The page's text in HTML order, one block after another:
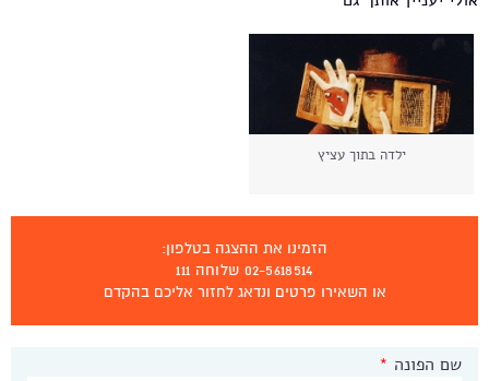
הזמינו את ההצגה בטלפון:
02-5618514 שלוחה 111
או השאירו פרטים ונדאג לחזור אליכם בהקדם
שם הפונה *
ילדה בתוך עציץ